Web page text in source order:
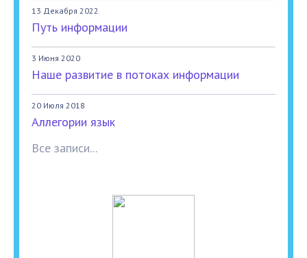
13 Декабря 2022
Путь информации
3 Июня 2020
Наше развитие в потоках информации
20 Июля 2018
Аллегории язык
Все записи...